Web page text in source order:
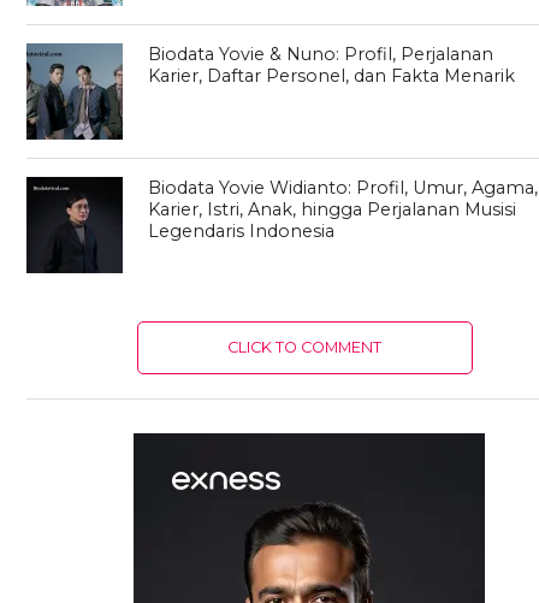
Biodata Yovie & Nuno: Profil, Perjalanan
Karier, Daftar Personel, dan Fakta Menarik
Biodata Yovie Widianto: Profil, Umur, Agama,
Karier, Istri, Anak, hingga Perjalanan Musisi
Legendaris Indonesia
CLICK TO COMMENT